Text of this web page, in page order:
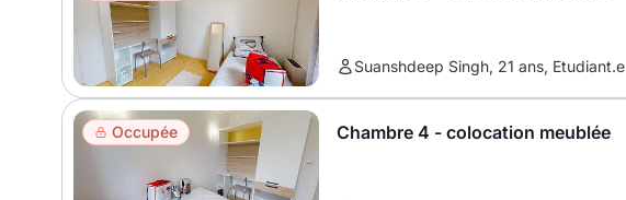
Suanshdeep Singh, 21 ans, Etudiant.e
Occupée Chambre 4 - colocation meublée